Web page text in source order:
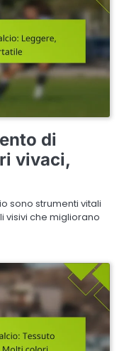
di
vivaci,
sono strumenti vitali
visivi che migliorano